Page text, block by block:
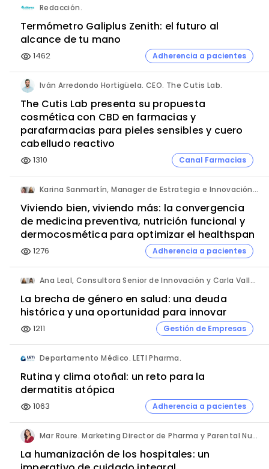
Redacción.
Termómetro Galiplus Zenith: el futuro al
alcance de tu mano
visibility 1462 Adherencia a pacientes
Iván Arredondo Hortigüela. CEO. The Cutis Lab.
The Cutis Lab presenta su propuesta
cosmética con CBD en farmacias y
parafarmacias para pieles sensibles y cuero
cabelludo reactivo
visibility 1310 Canal Farmacias
Karina Sanmartín, Manager de Estrategia e Innovación y Ana Leal, Consultora Senior de Innovación. ANIMA.
Viviendo bien, viviendo más: la convergencia
de medicina preventiva, nutrición funcional y
dermocosmética para optimizar el healthspan
visibility 1276 Adherencia a pacientes
Ana Leal, Consultora Senior de Innovación y Carla Vallès, Manager. ANIMA.
La brecha de género en salud: una deuda
histórica y una oportunidad para innovar
visibility 1211 Gestión de Empresas
Departamento Médico. LETI Pharma.
Rutina y clima otoñal: un reto para la
dermatitis atópica
visibility 1063 Adherencia a pacientes
Mar Roure. Marketing Director de Pharma y Parental Nutrition. Fresenius Kabi España.
La humanización de los hospitales: un